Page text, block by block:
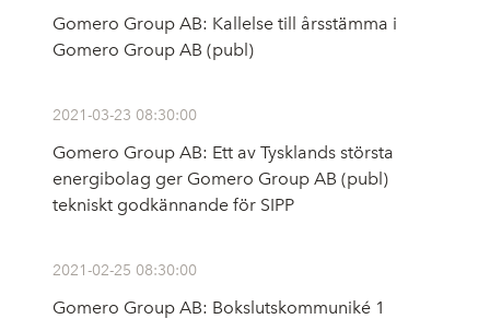
Gomero Group AB: Kallelse till årsstämma i
Gomero Group AB (publ)
2021-03-23 08:30:00
Gomero Group AB: Ett av Tysklands största
energibolag ger Gomero Group AB (publ)
tekniskt godkännande för SIPP
2021-02-25 08:30:00
Gomero Group AB: Bokslutskommuniké 1